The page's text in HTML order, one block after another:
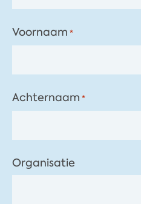
Voornaam *
Achternaam *
Organisatie